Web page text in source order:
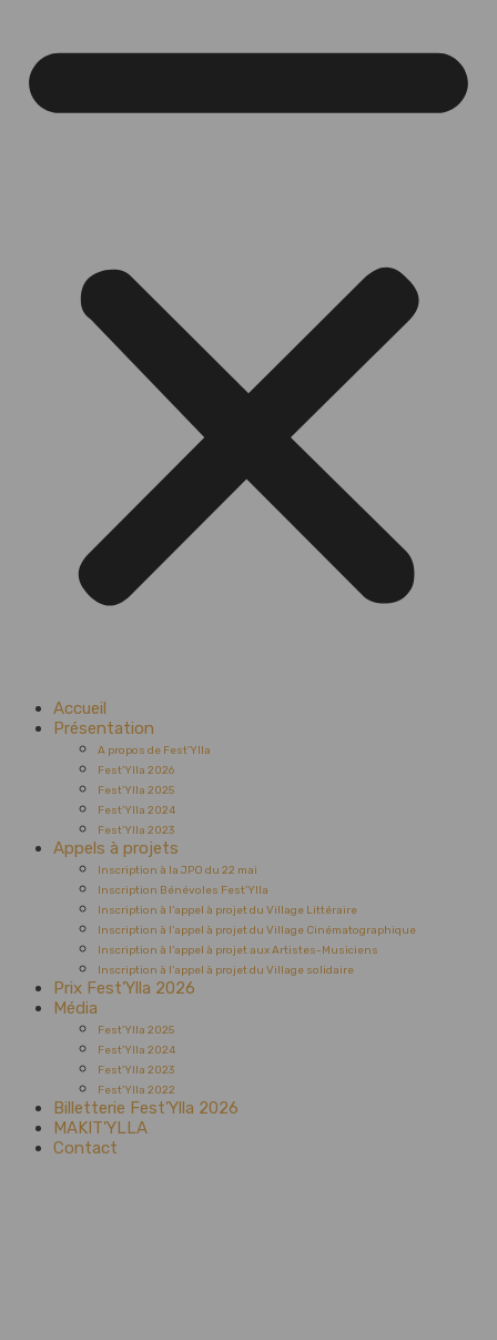
Accueil
Présentation
A propos de Fest’Ylla
Fest’Ylla 2026
Fest’Ylla 2025
Fest’Ylla 2024
Fest’Ylla 2023
Appels à projets
Inscription à la JPO du 22 mai
Inscription Bénévoles Fest’Ylla
Inscription à l’appel à projet du Village Littéraire
Inscription à l’appel à projet du Village Cinématographique
Inscription à l’appel à projet aux Artistes-Musiciens
Inscription à l’appel à projet du Village solidaire
Prix Fest’Ylla 2026
Média
Fest’Ylla 2025
Fest’Ylla 2024
Fest’Ylla 2023
Fest’Ylla 2022
Billetterie Fest’Ylla 2026
MAKIT’YLLA
Contact